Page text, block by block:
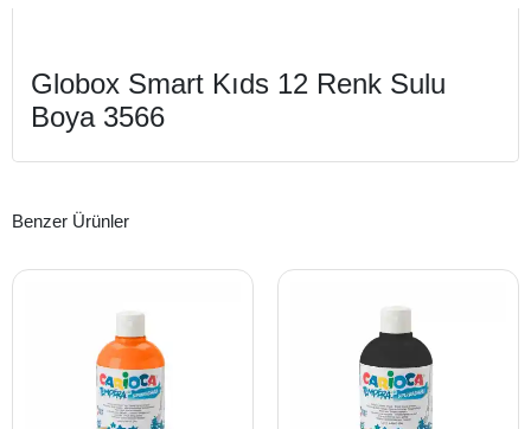
Globox Smart Kıds 12 Renk Sulu
Boya 3566
Benzer Ürünler